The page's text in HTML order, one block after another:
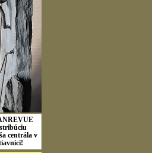
centrála v